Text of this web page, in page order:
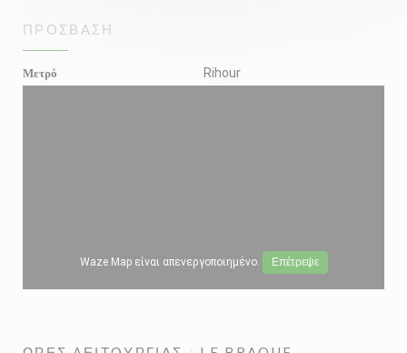
ΠΡΌΣΒΑΣΗ
Μετρό Rihour
Waze Map είναι απενεργοποιημένο. Επέτρεψε